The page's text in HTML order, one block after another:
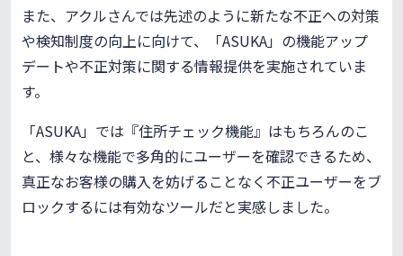
また、アクルさんでは先述のように新たな不正への対策
や検知制度の向上に向けて、「ASUKA」の機能アップ
デートや不正対策に関する情報提供を実施されていま
す。
「ASUKA」では『住所チェック機能』はもちろんのこ
と、様々な機能で多角的にユーザーを確認できるため、
真正なお客様の購入を妨げることなく不正ユーザーをブ
ロックするには有効なツールだと実感しました。